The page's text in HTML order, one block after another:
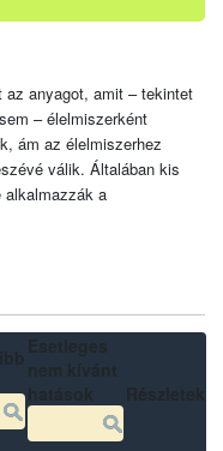
az anyagot, amit – tekintet
– élelmiszerként
ám az élelmiszerhez
válik. Általában kis
alkalmazzák a